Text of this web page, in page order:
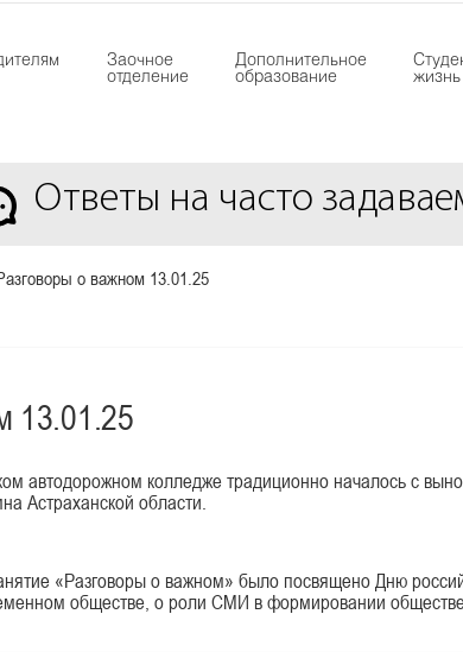
Заочное
отделение
Дополнительное
образование
жизнь
Ответы на часто
о важном 13.01.25
13.01.25
автодорожном колледже традиционно началось с
Астраханской области.
«Разговоры о важном» было посвящено Дню
обществе, о роли СМИ в формировании